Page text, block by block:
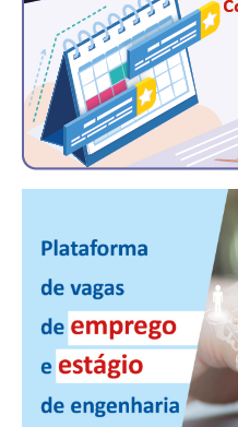
JORNAL DO ENGENHEIRO
AGENDA
SEESP NOTÍCIAS
NOTÍCIAS NO WHATSAPP
FOTOS
PUBLICIDADE
MANUAL DE REDAÇÃO
RELEASES
CONTATO